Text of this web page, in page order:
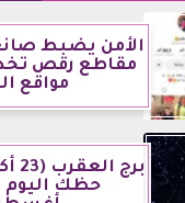
الأمن يضبط
مقاطع رقص
مواقع